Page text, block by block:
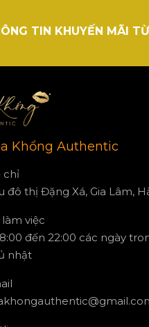
TIN KHUYẾN MÃI
Khổng Authentic
chỉ
đô thị Đặng Xá, Gia Lâm,
làm việc
đến 22:00 các ngày
nhật